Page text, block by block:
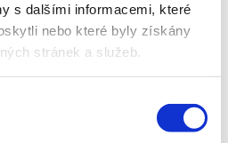
s dalšími informacemi, které
nebo které byly získány
stránek a služeb.
Gric
na pozici PR Manager.
studie, výstupy pro média i
naučné články pro náš blog.